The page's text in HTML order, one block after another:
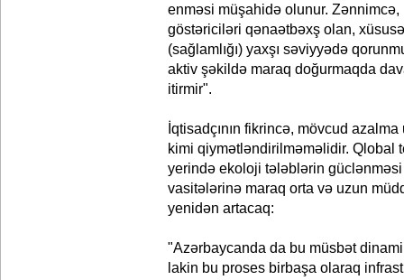
enməsi müşahidə olunur.
göstəriciləri qənaətbəxş olan,
(sağlamlığı) yaxşı səviyyədə
aktiv şəkildə maraq doğurmaqda
itirmir".
İqtisadçının fikrincə, mövcud
kimi qiymətləndirilməməlidir. Qlobal
yerində ekoloji tələblərin
vasitələrinə maraq orta və uzun
yenidən artacaq:
"Azərbaycanda da bu müsbət
lakin bu proses birbaşa olaraq